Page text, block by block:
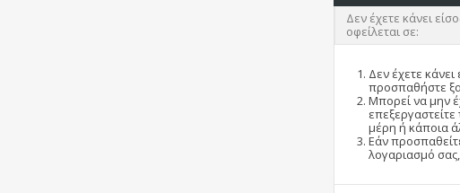
Δεν έχετε κάνει
οφείλεται σε:
Δεν έχετε
προσπαθήστε
Μπορεί να μην
μέρη ή κάποια
Εάν
λογαριασμό